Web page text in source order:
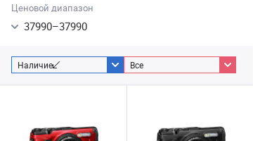
Ценовой диапазон
37990–37990
Наличие Все